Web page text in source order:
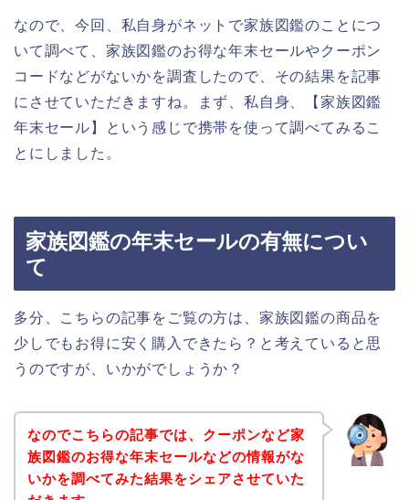
なので、今回、私自身がネットで家族図鑑のことにつ
いて調べて、家族図鑑のお得な年末セールやクーポン
コードなどがないかを調査したので、その結果を記事
にさせていただきますね。まず、私自身、【家族図鑑
年末セール】という感じで携帯を使って調べてみるこ
とにしました。
家族図鑑の年末セールの有無につい
て
多分、こちらの記事をご覧の方は、家族図鑑の商品を
少しでもお得に安く購入できたら？と考えていると思
うのですが、いかがでしょうか？
なのでこちらの記事では、クーポンなど家
族図鑑のお得な年末セールなどの情報がな
いかを調べてみた結果をシェアさせていた